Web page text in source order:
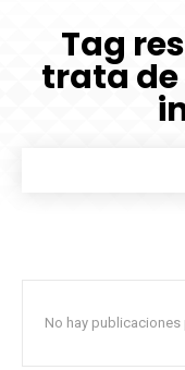
Tag
trata de
No hay publicaciones